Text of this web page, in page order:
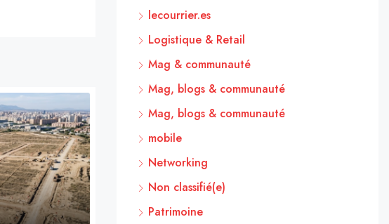
lecourrier.es
Logistique & Retail
Mag & communauté
Mag, blogs & communauté
Mag, blogs & communauté
mobile
Networking
Non classifié(e)
Patrimoine